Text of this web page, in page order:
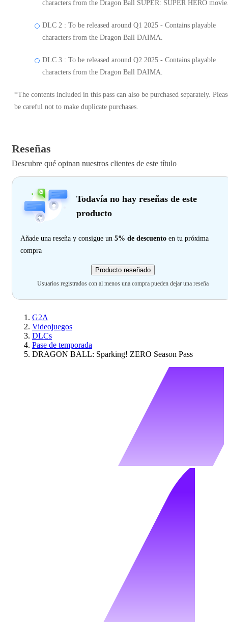
characters from the Dragon Ball SUPER: SUPER HERO
DLC 2 : To be released around Q1 2025 - Contains playable
characters from the Dragon Ball DAIMA.
DLC 3 : To be released around Q2 2025 - Contains playable
characters from the Dragon Ball DAIMA.
*The contents included in this pass can also be purchased separately.
be careful not to make duplicate purchases.
Reseñas
Descubre qué opinan nuestros clientes de este título
Todavía no hay reseñas de este
producto
Añade una reseña y consigue un 5% de descuento en tu próxima
compra
Producto reseñado
Usuarios registrados con al menos una compra pueden dejar una reseña
G2A
Videojuegos
DLCs
Pase de temporada
DRAGON BALL: Sparking! ZERO Season Pass